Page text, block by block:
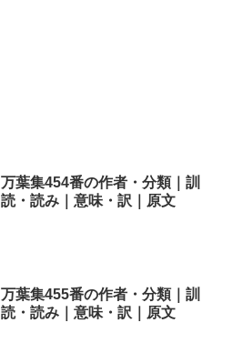
万葉集454番の作者・分類｜訓
読・読み｜意味・訳｜原文
万葉集455番の作者・分類｜訓
読・読み｜意味・訳｜原文